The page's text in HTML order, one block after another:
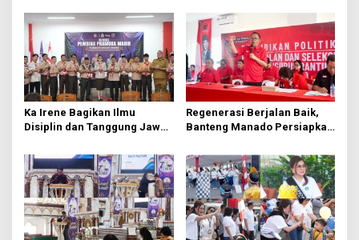
Ka Irene Bagikan Ilmu
Disiplin dan Tanggung Jawab
Manado
Regenerasi Berjalan Baik,
Banteng Manado Persiapkan
Rumput